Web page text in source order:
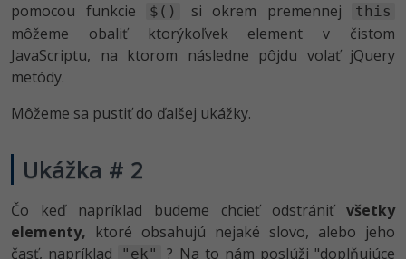
pomocou funkcie
$() si okrem premennej this
môžeme obaliť ktorýkoľvek element v čistom
JavaScriptu, na ktorom následne pôjdu volať jQuery
metódy.
Môžeme sa pustiť do ďalšej ukážky.
Ukážka # 2
Čo keď napríklad budeme chcieť odstrániť všetky
elementy, ktoré obsahujú nejaké slovo, alebo jeho
časť, napríklad
"ek"
? Na to nám poslúži "doplňujúce